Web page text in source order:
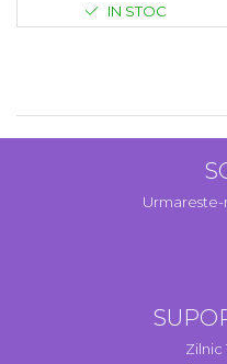
IN STOC
Urmareste-
Zilnic